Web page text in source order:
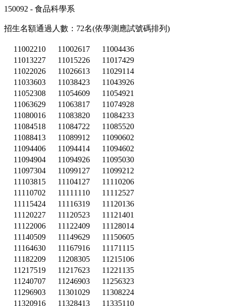
150092 - 食品科學系
招生名額通過人數：72名(依學測應試號碼排列)
11002210 11002617
11004436
11013227
11015226
11017429
11022026
11026613
11029114
11033603
11038423
11043926
11052308
11054609
11054921
11063629
11063817
11074928
11080016
11083820
11084233
11084518
11084722
11085520
11088413
11089912
11090602
11094406
11094414
11094602
11094904
11094926
11095030
11097304
11099127
11099212
11103815
11104127
11110206
11110702
11111110
11112527
11115424
11116319
11120136
11120227
11120523
11121401
11122006
11122409
11128014
11140509
11149629
11150605
11164630
11167916
11171115
11182209
11208305
11215106
11217519
11217623
11221135
11240707
11246903
11256323
11296903
11301029
11308224
11320916
11328413 11335110